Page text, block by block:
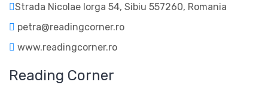
Strada Nicolae Iorga 54, Sibiu 557260, Romania
petra@readingcorner.ro
www.readingcorner.ro
Reading Corner